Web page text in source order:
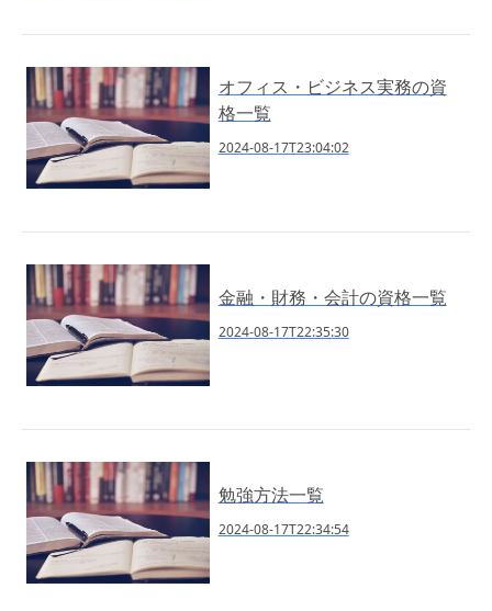
オフィス・ビジネス実務の資
格一覧
2024-08-17T23:04:02
金融・財務・会計の資格一覧
2024-08-17T22:35:30
勉強方法一覧
2024-08-17T22:34:54